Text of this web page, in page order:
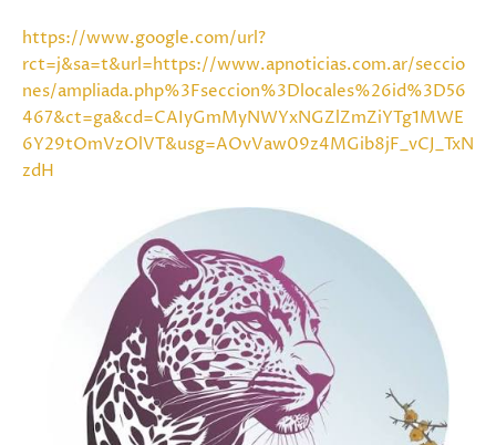
https://www.google.com/url?
rct=j&sa=t&url=https://www.apnoticias.com.ar/seccio
nes/ampliada.php%3Fseccion%3Dlocales%26id%3D56
467&ct=ga&cd=CAIyGmMyNWYxNGZlZmZiYTg1MWE
6Y29tOmVzOlVT&usg=AOvVaw09z4MGib8jF_vCJ_TxN
zdH